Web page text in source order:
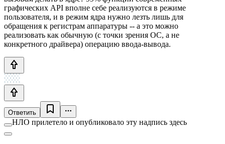
графических API вполне себе реализуются в режиме
пользователя, и в режим ядра нужно лезть лишь для
обращения к регистрам аппаратуры -- а это можно
реализовать как обычную (с точки зрения ОС, а не
конкретного драйвера) операцию ввода-вывода.
Ответить
НЛО прилетело и опубликовало эту надпись здесь